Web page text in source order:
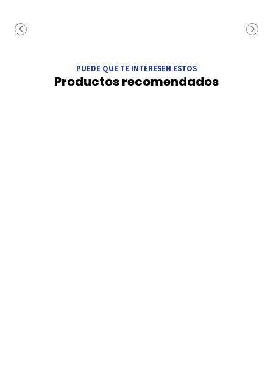
PUEDE QUE TE INTERESEN ESTOS
Productos recomendados